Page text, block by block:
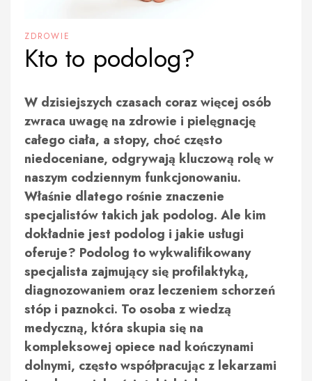
ZDROWIE
Kto to podolog?
W dzisiejszych czasach coraz więcej osób
zwraca uwagę na zdrowie i pielęgnację
całego ciała, a stopy, choć często
niedoceniane, odgrywają kluczową rolę w
naszym codziennym funkcjonowaniu.
Właśnie dlatego rośnie znaczenie
specjalistów takich jak podolog. Ale kim
dokładnie jest podolog i jakie usługi
oferuje? Podolog to wykwalifikowany
specjalista zajmujący się profilaktyką,
diagnozowaniem oraz leczeniem schorzeń
stóp i paznokci. To osoba z wiedzą
medyczną, która skupia się na
kompleksowej opiece nad kończynami
dolnymi, często współpracując z lekarzami